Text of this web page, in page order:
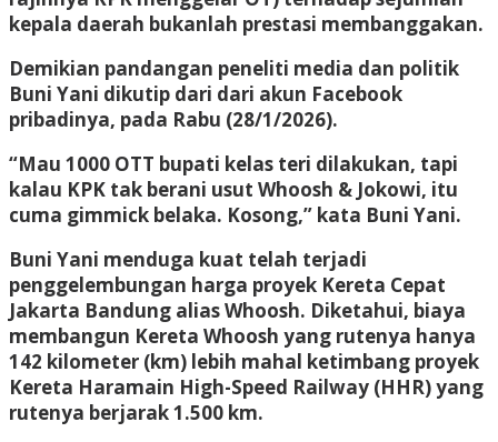
kepala daerah bukanlah prestasi membanggakan.
Demikian pandangan peneliti media dan politik
Buni Yani dikutip dari dari akun Facebook
pribadinya, pada Rabu (28/1/2026).
“Mau 1000 OTT bupati kelas teri dilakukan, tapi
kalau KPK tak berani usut Whoosh & Jokowi, itu
cuma gimmick belaka. Kosong,” kata Buni Yani.
Buni Yani menduga kuat telah terjadi
penggelembungan harga proyek Kereta Cepat
Jakarta Bandung alias Whoosh. Diketahui, biaya
membangun Kereta Whoosh yang rutenya hanya
142 kilometer (km) lebih mahal ketimbang proyek
Kereta Haramain High-Speed Railway (HHR) yang
rutenya berjarak 1.500 km.